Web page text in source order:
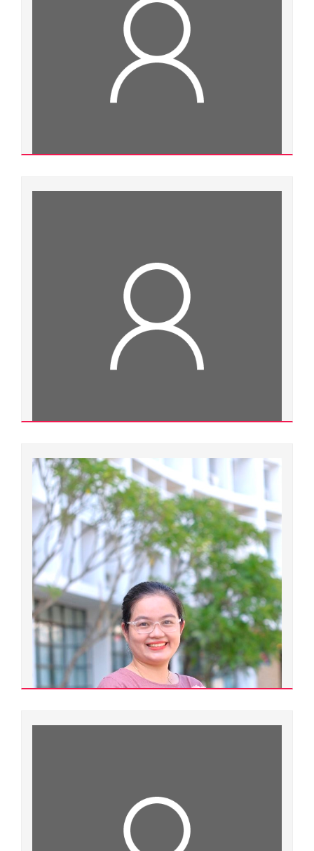
Chuyên ngành đào tạo:
Lý luận và phương pháp dạy học
Đơn vị quản lý:
Trường Đại học Y dược
500000.0089 Trần Nghệ
Chuyên ngành đào tạo:
Hoá vô cơ
Đơn vị quản lý:
Trường Đại học Y dược
500000.0182 Nguyễn Hữu Nghị
Thạc sĩ
Ngành đào tạo:
Y tế công cộng
Chuyên ngành đào tạo:
Y tế công cộng
Đơn vị quản lý:
Trường Đại học Y dược
Xem chi tiết